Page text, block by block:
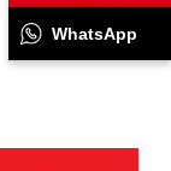
WhatsApp